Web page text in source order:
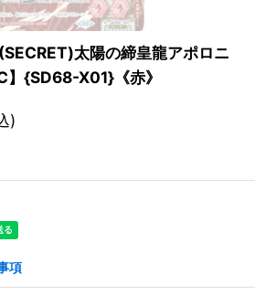
太陽の締皇龍アポロニ
】{SD68-X01}《赤》
)
項